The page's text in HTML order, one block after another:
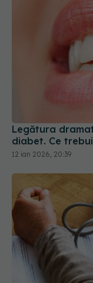
12 ian 2026, 20:39